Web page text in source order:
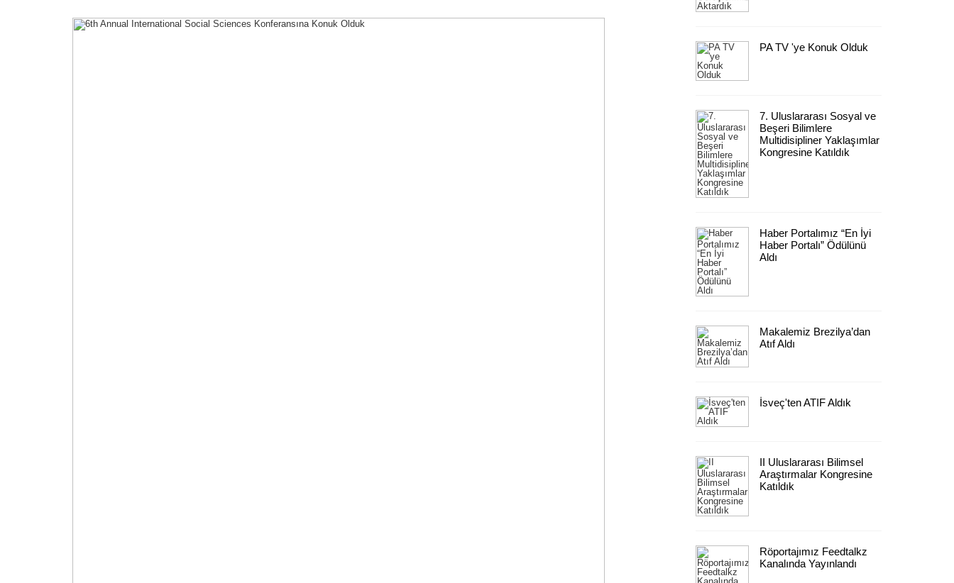
PA TV 'ye Konuk Olduk
7. Uluslararası Sosyal ve
Beşeri Bilimlere
Multidisipliner Yaklaşımlar
Kongresine Katıldık
Haber Portalımız “En İyi
Haber Portalı” Ödülünü
Aldı
Makalemiz Brezilya’dan
Atıf Aldı
İsveç'ten ATIF Aldık
II Uluslararası Bilimsel
Araştırmalar Kongresine
Katıldık
Röportajımız Feedtalkz
Kanalında Yayınlandı